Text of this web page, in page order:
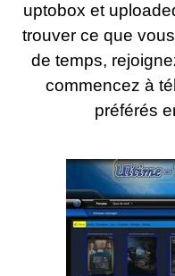
uptobox et
trouver ce que
de temps,
commencez à
préférés